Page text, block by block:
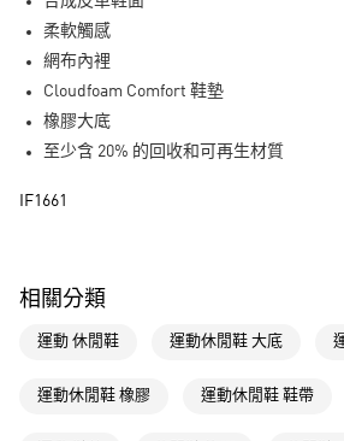
全家取貨付款
每筆NT$80，滿NT$1,500(含以上)免運費
付款後全家取貨
每筆NT$80，滿NT$1,500(含以上)免運費
付款後萊爾富取貨
柔軟觸感
網布內裡
Cloudfoam Comfort 鞋墊
橡膠大底
至少含 20% 的回收和可再生材質
IF1661
相關分類
運動 休閒鞋 運動休閒鞋 大底
運動休閒鞋 橡膠 運動休閒鞋 鞋帶